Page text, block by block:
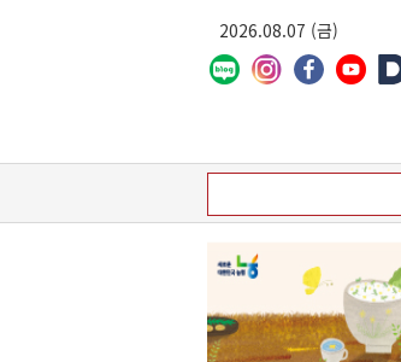
2026.08.07 (금)